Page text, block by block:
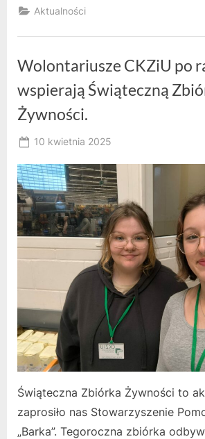
Aktualności
Wolontariusze CKZiU po
wspierają Świąteczną
Żywności.
Posted
10 kwietnia 2025
Świąteczna Zbiórka Żywności to
zaprosiło nas Stowarzyszenie
„Barka”. Tegoroczna zbiórka